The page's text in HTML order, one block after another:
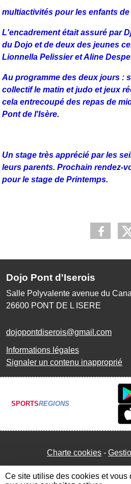
multiactivités pour les enfants de
L'encadrement était assuré par
du Dojo et de deux des jeunes
Lionnella Pelissier et Aline
Au programme des deux jours :
collectif le matin et judo et jeux
cela entrecoupé des repas de
Pont de l'Isère.
Un stage très apprécié par les
leurs parents. Prochain rendez-
pour le stage de Printemps.
Dojo Pont d'Iserois
Salle Polyvalente avenue du Canal
26600 PONT DE L ISERE
dojopontdiserois@gmail.com
Informations légales
Signaler un contenu inapproprié
SPORTSREGIONS
Charte cookies
Ce site utilise des cookies et vous